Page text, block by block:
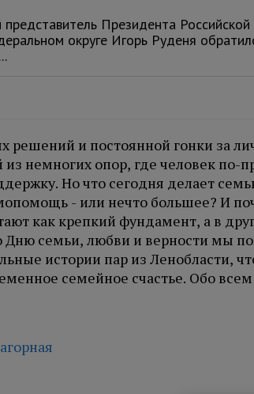
Президента
округе Игорь Руденя
решений и постоянной гонки за
из немногих опор, где человек по-
Но что сегодня делает
- или нечто большее? И
как крепкий фундамент, а в
Дню семьи, любви и верности мы
истории пар из Ленобласти,
семейное счастье. Обо